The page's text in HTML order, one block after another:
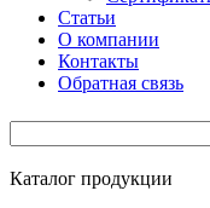
Статьи
О компании
Контакты
Обратная связь
Каталог продукции